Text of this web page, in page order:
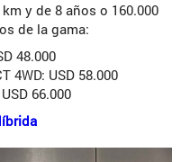
y de 8 años o 160.000
de la gama:
48.000
4WD: USD 58.000
66.000